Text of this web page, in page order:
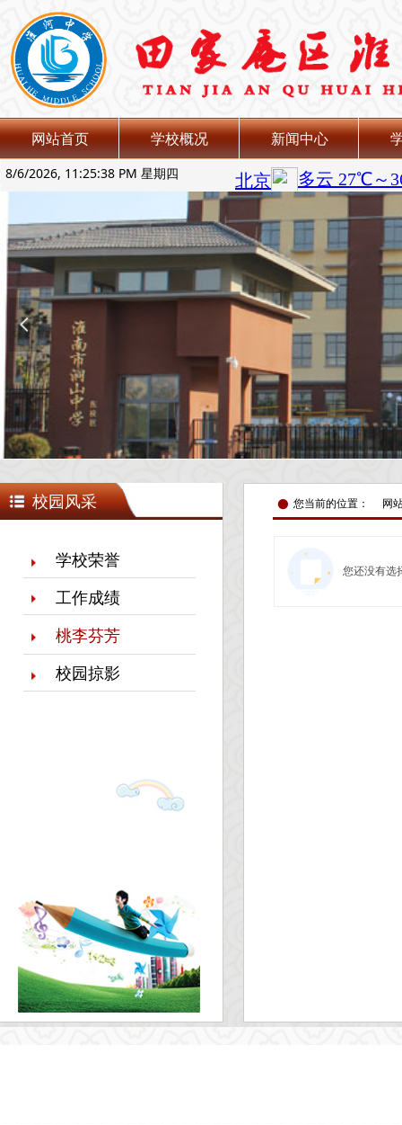
8/6/2026, 11:25:39 PM 星期四
网站首页 学校概况 新闻中心
넳
校园风采
学校荣誉
工作成绩
桃李芬芳
校园掠影
넸您当前的位置： 网
您还没有选